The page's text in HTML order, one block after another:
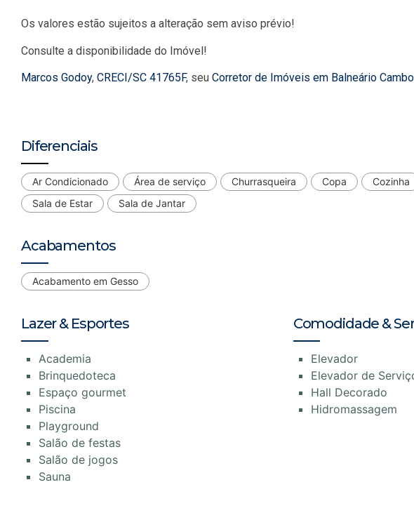
Os valores estão sujeitos a alteração sem aviso prévio!
Consulte a disponibilidade do Imóvel!
Marcos Godoy, CRECI/SC 41765F, seu Corretor de Imóveis em Balneário
Diferenciais
Ar Condicionado Área de serviço Churrasqueira Copa Cozinha
Sala de Estar
Sala de Jantar
Acabamentos
Acabamento em Gesso
Lazer & Esportes
Academia
Brinquedoteca
Espaço gourmet
Piscina
Playground
Salão de festas
Salão de jogos
Sauna
Comodidade &
Elevador
Elevador de
Hall Decorado
Hidromassagem